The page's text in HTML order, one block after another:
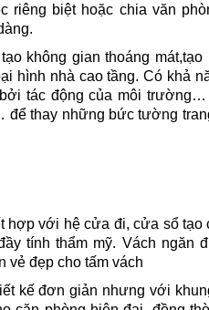
riêng biệt hoặc chia văn
không gian thoáng
hình nhà cao tầng. Có khả
tác động của môi
thay những bức tường
với hệ cửa đi, cửa sổ tạo
tính thẩm mỹ. Vách
vẻ đẹp cho tấm vách
kế đơn giản nhưng với